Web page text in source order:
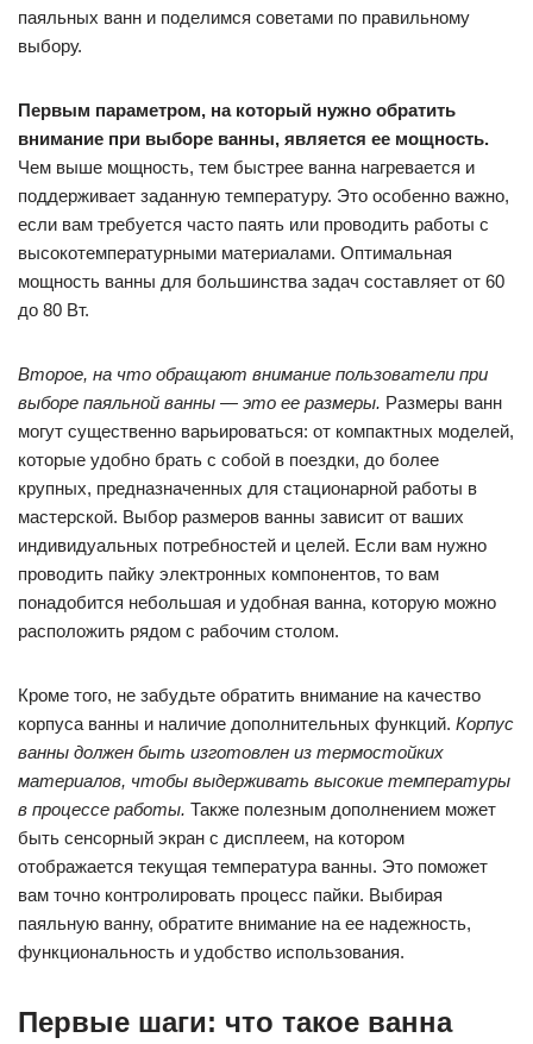
паяльных ванн и поделимся советами по правильному
выбору.
Первым параметром, на который нужно обратить
внимание при выборе ванны, является ее мощность.
Чем выше мощность, тем быстрее ванна нагревается и
поддерживает заданную температуру. Это особенно важно,
если вам требуется часто паять или проводить работы с
высокотемпературными материалами. Оптимальная
мощность ванны для большинства задач составляет от 60
до 80 Вт.
Второе, на что обращают внимание пользователи при
выборе паяльной ванны — это ее размеры. Размеры ванн
могут существенно варьироваться: от компактных моделей,
которые удобно брать с собой в поездки, до более
крупных, предназначенных для стационарной работы в
мастерской. Выбор размеров ванны зависит от ваших
индивидуальных потребностей и целей. Если вам нужно
проводить пайку электронных компонентов, то вам
понадобится небольшая и удобная ванна, которую можно
расположить рядом с рабочим столом.
Кроме того, не забудьте обратить внимание на качество
корпуса ванны и наличие дополнительных функций. Корпус
ванны должен быть изготовлен из термостойких
материалов, чтобы выдерживать высокие температуры
в процессе работы. Также полезным дополнением может
быть сенсорный экран с дисплеем, на котором
отображается текущая температура ванны. Это поможет
вам точно контролировать процесс пайки. Выбирая
паяльную ванну, обратите внимание на ее надежность,
функциональность и удобство использования.
Первые шаги: что такое ванна